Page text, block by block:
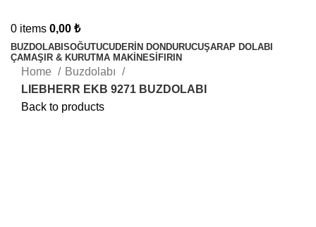
0 items 0,00 ₺
BUZDOLABI SOĞUTUCUDERIN DONDURUCUŞARAP DOLABI
ÇAMAŞIR & KURUTMA MAKINESI FIRIN
Home
Buzdolabı
LIEBHERR EKB 9271 BUZDOLABI
Back to products